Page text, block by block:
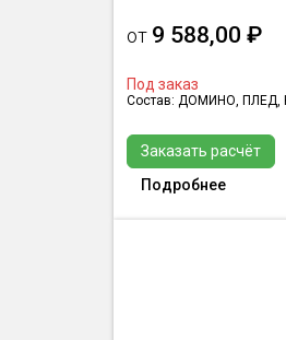
от 9 588,00 ₽
Под заказ
Состав: ДОМИНО, ПЛЕД,
Заказать расчёт
Подробнее